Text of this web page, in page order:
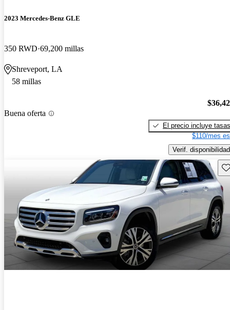
2023 Mercedes-Benz GLE
350 RWD 69,200 millas
Shreveport, LA
58 millas
Buena oferta
El precio incluye tasas
$110/mes
Verif. disponibilidad